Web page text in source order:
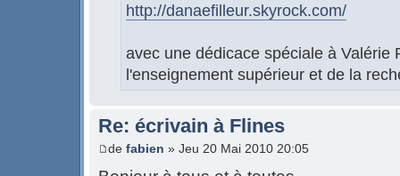
http://danaefilleur.skyrock.com/
avec une dédicace spéciale à Valérie
l'enseignement supérieur et de la
Re: écrivain à Flines
de fabien » Jeu 20 Mai 2010 20:05